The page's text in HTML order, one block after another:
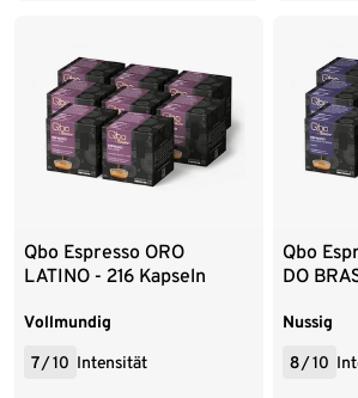
Qbo Espresso ORO
LATINO - 216 Kapseln
Vollmundig
7/10 Intensität
Qbo
DO
Nussig
8/10